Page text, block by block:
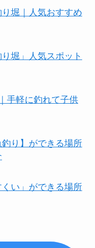
堀｜人気おすすめ
堀」人気スポット
手軽に釣れて子供
り】ができる場所
い」ができる場所